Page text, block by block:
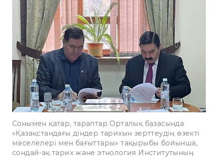
Сонымен қатар, тараптар Орталық базасында
«Қазақстандағы діндер тарихын зерттеудің өзекті
мәселелері мен бағыттары» тақырыбы бойынша,
сондай-ақ тарих және этнология Институтының